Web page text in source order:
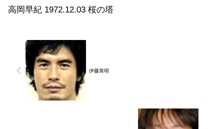
高岡早紀 1972.12.03 桜の塔
伊藤英明